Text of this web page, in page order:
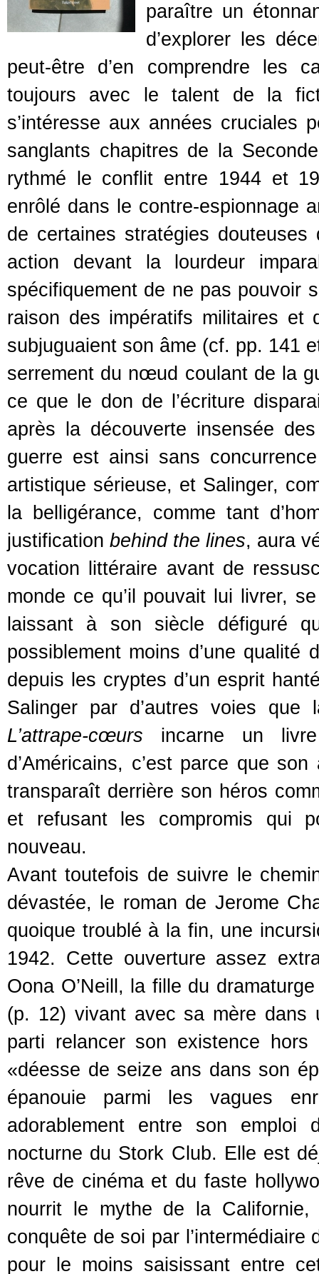
paraître un
d’explorer les
peut-être d’en comprendre les
toujours avec le talent de la
s’intéresse aux années cruciales
sanglants chapitres de la
rythmé le conflit entre 1944 et
enrôlé dans le contre-espionnage
de certaines stratégies
action devant la lourdeur
spécifiquement de ne pas pouvoir
raison des impératifs militaires et
subjuguaient son âme (cf. pp. 141
serrement du nœud coulant de la
ce que le don de l’écriture
après la découverte insensée
guerre est ainsi sans
artistique sérieuse, et Salinger,
la belligérance, comme tant
justificationbehind the lines, aura
vocation littéraire avant de
monde ce qu’il pouvait lui livrer,
laissant à son siècle défiguré
possiblement moins d’une
depuis les cryptes d’un esprit
Salinger par d’autres voies
L’attrape-cœurs incarne un
d’Américains, c’est parce que
transparaît derrière son héros
et refusant les compromis qui
nouveau.
Avant toutefois de suivre le
dévastée, le roman de Jerome
quoique troublé à la fin, une
1942. Cette ouverture assez
Oona O’Neill, la fille du
(p. 12) vivant avec sa mère dans
parti relancer son existence
«déesse de seize ans dans son
épanouie parmi les vagues
adorablement entre son emploi
nocturne du Stork Club. Elle est
rêve de cinéma et du faste
nourrit le mythe de la Californie,
conquête de soi par l’intermédiaire
pour le moins saisissant entre